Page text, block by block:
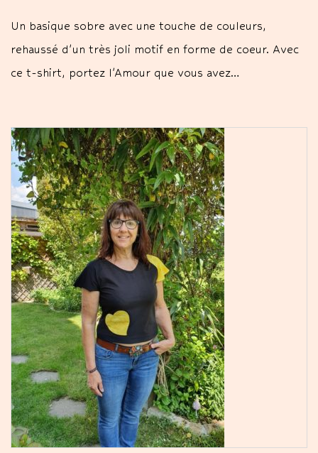
Un basique sobre avec une touche de couleurs,
rehaussé d'un très joli motif en forme de coeur. Avec
ce t-shirt, portez l'Amour que vous avez…